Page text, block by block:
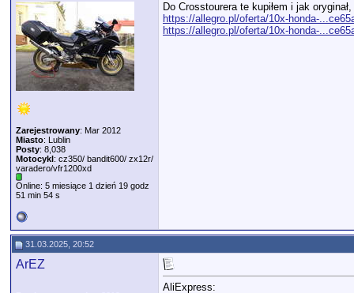
Zarejestrowany: Mar 2012
Miasto: Lublin
Posty: 8,038
Motocykl: cz350/ bandit600/ zx12r/
varadero/vfr1200xd
Online: 5 miesiące 1 dzień 19 godz
51 min 54 s
Do Crosstourera te kupiłem i jak
https://allegro.pl/oferta/10x-honda-
https://allegro.pl/oferta/10x-honda-
31.03.2025, 20:52
ArEZ
AliExpress: